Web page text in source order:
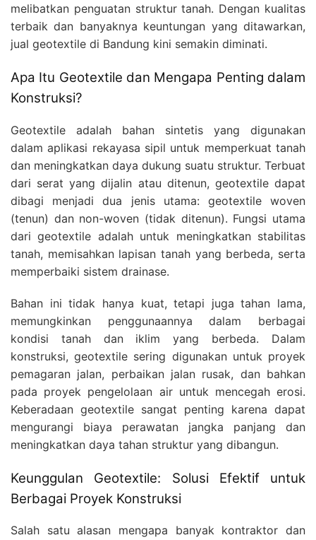
melibatkan penguatan struktur tanah. Dengan kualitas
terbaik dan banyaknya keuntungan yang ditawarkan,
jual geotextile di Bandung kini semakin diminati.
Apa Itu Geotextile dan Mengapa Penting dalam
Konstruksi?
Geotextile adalah bahan sintetis yang digunakan
dalam aplikasi rekayasa sipil untuk memperkuat tanah
dan meningkatkan daya dukung suatu struktur. Terbuat
dari serat yang dijalin atau ditenun, geotextile dapat
dibagi menjadi dua jenis utama: geotextile woven
(tenun) dan non-woven (tidak ditenun). Fungsi utama
dari geotextile adalah untuk meningkatkan stabilitas
tanah, memisahkan lapisan tanah yang berbeda, serta
memperbaiki sistem drainase.
Bahan ini tidak hanya kuat, tetapi juga tahan lama,
memungkinkan penggunaannya dalam berbagai
kondisi tanah dan iklim yang berbeda. Dalam
konstruksi, geotextile sering digunakan untuk proyek
pemagaran jalan, perbaikan jalan rusak, dan bahkan
pada proyek pengelolaan air untuk mencegah erosi.
Keberadaan geotextile sangat penting karena dapat
mengurangi biaya perawatan jangka panjang dan
meningkatkan daya tahan struktur yang dibangun.
Keunggulan Geotextile: Solusi Efektif untuk
Berbagai Proyek Konstruksi
Salah satu alasan mengapa banyak kontraktor dan